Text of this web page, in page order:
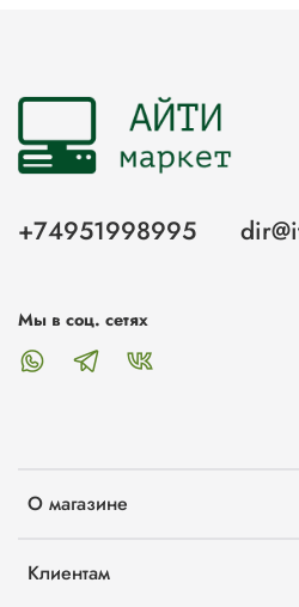
О магазине
Клиентам
+74951998995
Мы в соц. сетях